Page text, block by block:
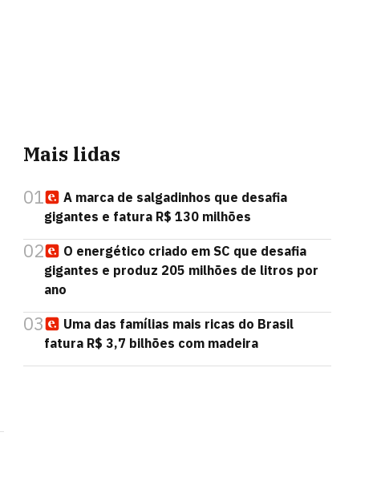
Mais lidas
01
A marca de salgadinhos que desafia
gigantes e fatura R$ 130 milhões
02
O energético criado em SC que desafia
gigantes e produz 205 milhões de litros por
ano
03
Uma das famílias mais ricas do Brasil
fatura R$ 3,7 bilhões com madeira